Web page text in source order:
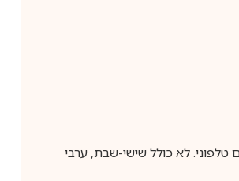
המשלוח תבוצע עד חמישה ימי עסקים מיום שלאחר ביצוע ההזמנה, בין השעות 9:00-21:00 כולל תיאום טלפוני. לא כולל שישי-שבת, ערבי